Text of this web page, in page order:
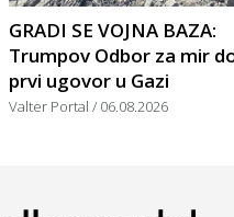
GRADI SE VOJNA BAZA:
Trumpov Odbor za mir
prvi ugovor u Gazi
Valter Portal 06.08.2026